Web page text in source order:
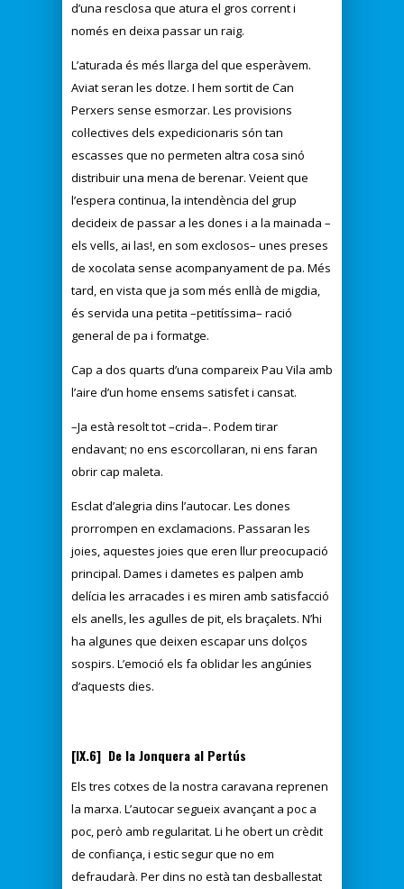
d’una resclosa que atura el gros corrent i
només en deixa passar un raig.
L’aturada és més llarga del que esperàvem.
Aviat seran les dotze. I hem sortit de Can
Perxers sense esmorzar. Les provisions
col·lectives dels expedicionaris són tan
escasses que no permeten altra cosa sinó
distribuir una mena de berenar. Veient que
l’espera continua, la intendència del grup
decideix de passar a les dones i a la mainada –
els vells, ai las!, en som exclosos– unes preses
de xocolata sense acompanyament de pa. Més
tard, en vista que ja som més enllà de migdia,
és servida una petita –petitíssima– ració
general de pa i formatge.
Cap a dos quarts d’una compareix Pau Vila amb
l’aire d’un home ensems satisfet i cansat.
–Ja està resolt tot –crida–. Podem tirar
endavant; no ens escorcollaran, ni ens faran
obrir cap maleta.
Esclat d’alegria dins l’autocar. Les dones
prorrompen en exclamacions. Passaran les
joies, aquestes joies que eren llur preocupació
principal. Dames i dametes es palpen amb
delícia les arracades i es miren amb satisfacció
els anells, les agulles de pit, els braçalets. N’hi
ha algunes que deixen escapar uns dolços
sospirs. L’emoció els fa oblidar les angúnies
d’aquests dies.
[IX.6] De la Jonquera al Pertús
Els tres cotxes de la nostra caravana reprenen
la marxa. L’autocar segueix avançant a poc a
poc, però amb regularitat. Li he obert un crèdit
de confiança, i estic segur que no em
defraudarà. Per dins no està tan desballestat